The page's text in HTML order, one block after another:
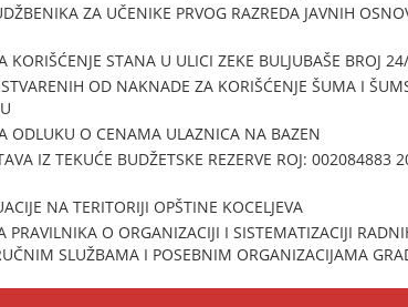
ZA UČENIKE PRVOG RAZREDA JAVNIH
KORIŠĆENJE STANA U ULICI ZEKE BULJUBAŠE BROJ
OD NAKNADE ZA KORIŠĆENJE ŠUMA I
ODLUKU O CENAMA ULAZNICA NA BAZEN
IZ TEKUĆE BUDŽETSKE REZERVE ROJ:
NA TERITORIJI OPŠTINE KOCELJEVA
O ORGANIZACIJI I SISTEMATIZACIJI
SLUŽBAMA I POSEBNIM ORGANIZACIJAMA